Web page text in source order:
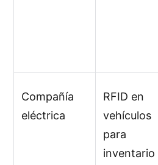
Compañía
eléctrica
RFID en
vehículos
para
inventario